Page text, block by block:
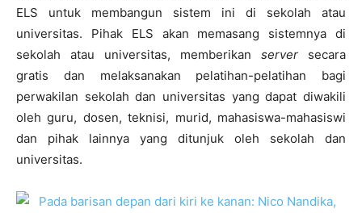
ELS untuk membangun sistem ini di sekolah atau
universitas. Pihak ELS akan memasang sistemnya di
sekolah atau universitas, memberikan server secara
gratis dan melaksanakan pelatihan-pelatihan bagi
perwakilan sekolah dan universitas yang dapat diwakili
oleh guru, dosen, teknisi, murid, mahasiswa-mahasiswi
dan pihak lainnya yang ditunjuk oleh sekolah dan
universitas.